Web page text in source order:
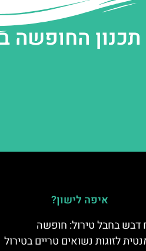
החופשה
איפה לישון?
דבש בחבל טירול: חופשה
לזוגות נשואים טריים בטירול